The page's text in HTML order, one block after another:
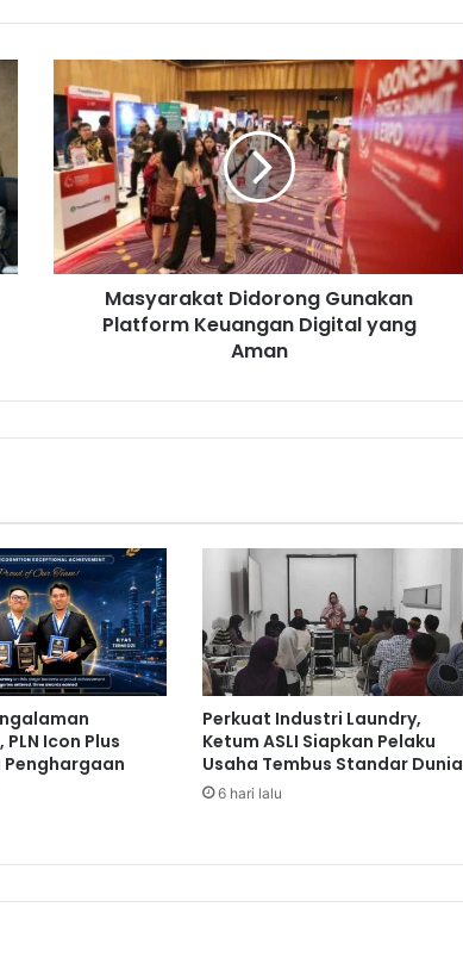
a
s
y
a
k
a
o
G
u
n
a
k
a
n
P
l
a
t
K
Masyarakat Didorong Gunakan
Platform Keuangan Digital yang
Aman
Icon Plus
Penghargaan
Perkuat Industri Laundry,
Ketum ASLI Siapkan Pelaku
Usaha Tembus Standar Dunia
6 hari lalu